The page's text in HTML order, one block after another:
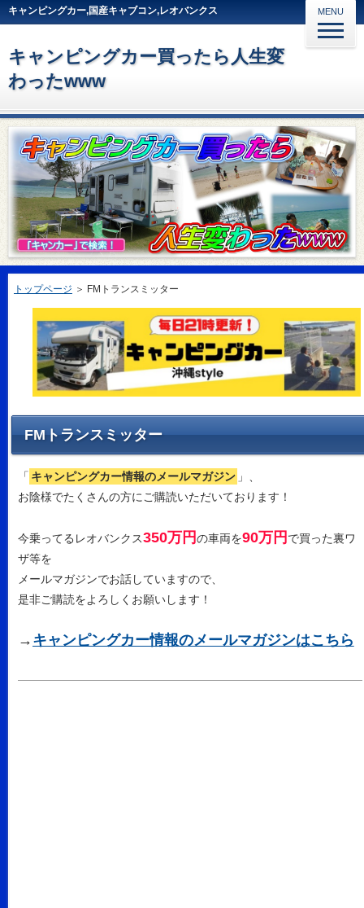
キャンピングカー,国産キャブコン,レオバンクス
キャンピングカー買ったら人生変
わったwww
MENU
トップページ ＞ FMトランスミッター
FMトランスミッター
「 キャンピングカー情報のメールマガジン 」、
お陰様でたくさんの方にご購読いただいております！
今乗ってるレオバンクス350万円の車両を90万円 で買った裏ワ
ザ等を
メールマガジンでお話していますので、
是非ご購読をよろしくお願いします！
→ キャンピングカー情報のメールマガジンはこちら